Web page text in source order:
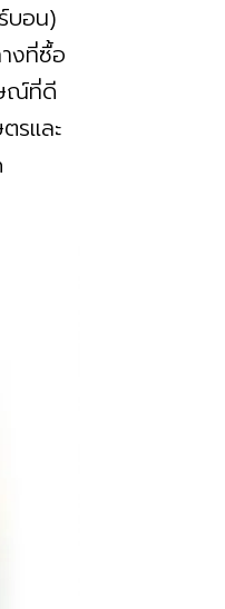
บอน)
งที่ซื้อ
ณ์ที่ดี
รและ